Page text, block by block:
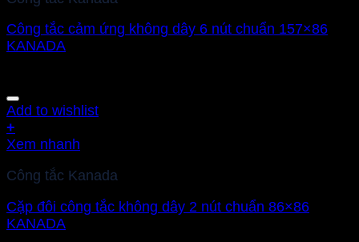
Công tắc cảm ứng không dây 6 nút chuẩn 157×86
KANADA
Add to wishlist
+
Xem nhanh
Công tắc Kanada
Cặp đôi công tắc không dây 2 nút chuẩn 86×86
KANADA